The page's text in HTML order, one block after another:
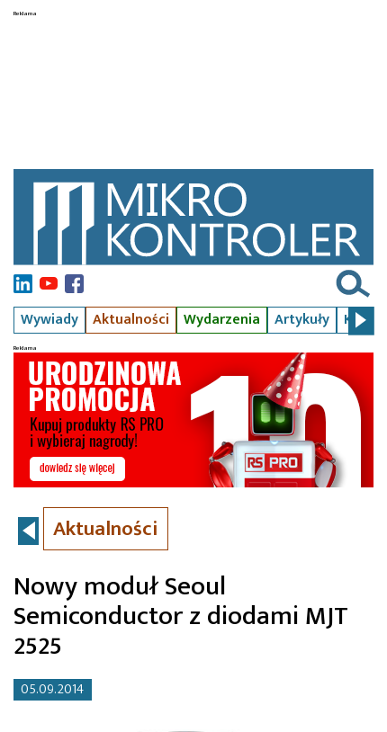
Wywiady Aktualności Wydarzenia Artykuły Kursy
Aktualności
Nowy moduł Seoul
Semiconductor z diodami MJT
2525
05.09.2014